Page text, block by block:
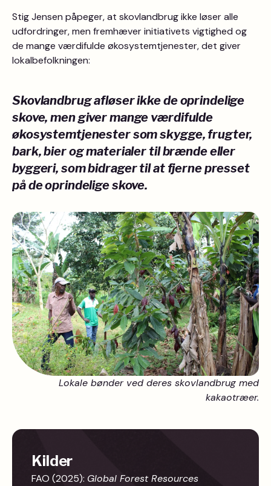
Stig Jensen påpeger, at skovlandbrug ikke løser alle
udfordringer, men fremhæver initiativets vigtighed og
de mange værdifulde økosystemtjenester, det giver
lokalbefolkningen:
Skovlandbrug afløser ikke de oprindelige
skove, men giver mange værdifulde
økosystemtjenester som skygge, frugter,
bark, bier og materialer til brænde eller
byggeri, som bidrager til at fjerne presset
på de oprindelige skove.
Lokale bønder ved deres skovlandbrug med
kakaotræer.
Kilder
FAO (2025): Global Forest Resources